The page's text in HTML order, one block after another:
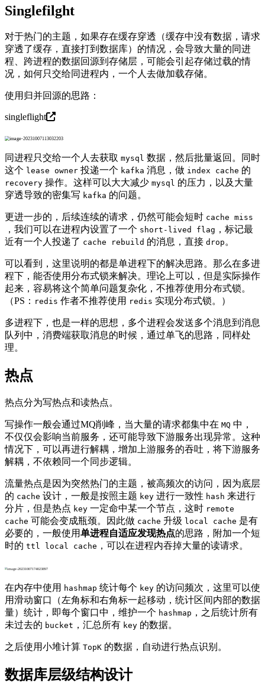
Singlefilght
对于热门的主题，如果存在缓存穿透（缓存中没有数据，请求
穿透了缓存，直接打到数据库）的情况，会导致大量的同进
程、跨进程的数据回源到存储层，可能会引起存储过载的情
况，如何只交给同进程内，一个人去做加载存储。
使用归并回源的思路：
singleflight
同进程只交给一个人去获取 mysql 数据，然后批量返回。同时
这个 lease owner 投递一个 kafka 消息，做 index cache 的
recovery 操作。这样可以大大减少 mysql 的压力，以及大量
穿透导致的密集写 kafka 的问题。
更进一步的，后续连续的请求，仍然可能会短时 cache miss
，我们可以在进程内设置了一个 short-lived flag ，标记最
近有一个人投递了 cache rebuild 的消息，直接 drop 。
可以看到，这里说明的都是单进程下的解决思路。那么在多进
程下，能否使用分布式锁来解决。理论上可以，但是实际操作
起来，容易将这个简单问题复杂化，不推荐使用分布式锁。
（PS： redis 作者不推荐使用 redis 实现分布式锁。）
多进程下，也是一样的思想，多个进程会发送多个消息到消息
队列中，消费端获取消息的时候，通过单飞的思路，同样处
理。
热点
热点分为写热点和读热点。
写操作一般会通过MQ削峰，当大量的请求都集中在 MQ 中，
不仅仅会影响当前服务，还可能导致下游服务出现异常。这种
情况下，可以再进行解耦，增加上游服务的吞吐，将下游服务
解耦，不依赖同一个同步逻辑。
流量热点是因为突然热门的主题，被高频次的访问，因为底层
的 cache 设计，一般是按照主题 key 进行一致性 hash 来进行
分片，但是热点 key 一定命中某一个节点，这时 remote
cache 可能会变成瓶颈。因此做 cache 升级 local cache 是有
必要的，一般使用单进程自适应发现热点的思路，附加一个短
时的 ttl local cache ，可以在进程内吞掉大量的读请求。
在内存中使用 hashmap 统计每个 key 的访问频次，这里可以使
用滑动窗口（左角标和右角标一起移动，统计区间内部的数据
量）统计，即每个窗口中，维护一个 hashmap ，之后统计所有
未过去的 bucket ，汇总所有 key 的数据。
之后使用小堆计算 TopK 的数据，自动进行热点识别。
数据库层级结构设计